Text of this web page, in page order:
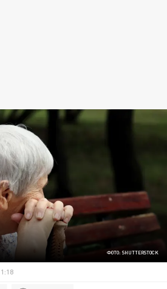
ФОТО: SHUTTERSTOCK